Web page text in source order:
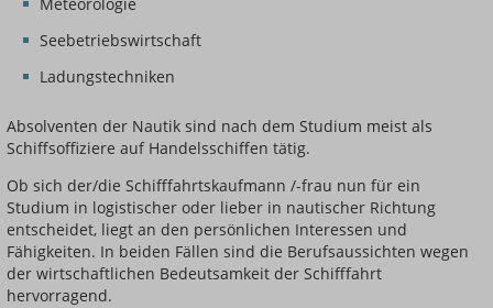
Meteorologie
Seebetriebswirtschaft
Ladungstechniken
Absolventen der Nautik sind nach dem Studium meist als
Schiffsoffiziere auf Handelsschiffen tätig.
Ob sich der/die Schifffahrtskaufmann /-frau nun für ein
Studium in logistischer oder lieber in nautischer Richtung
entscheidet, liegt an den persönlichen Interessen und
Fähigkeiten. In beiden Fällen sind die Berufsaussichten wegen
der wirtschaftlichen Bedeutsamkeit der Schifffahrt
hervorragend.